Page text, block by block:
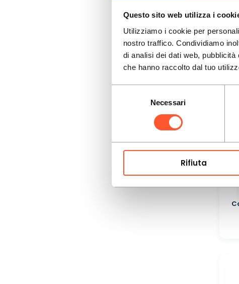
Questo sito web utilizza i
Utilizziamo i cookie per
nostro traffico. Condividiamo
di analisi dei dati web,
che hanno raccolto dal tuo
Necessari
Rifiuta